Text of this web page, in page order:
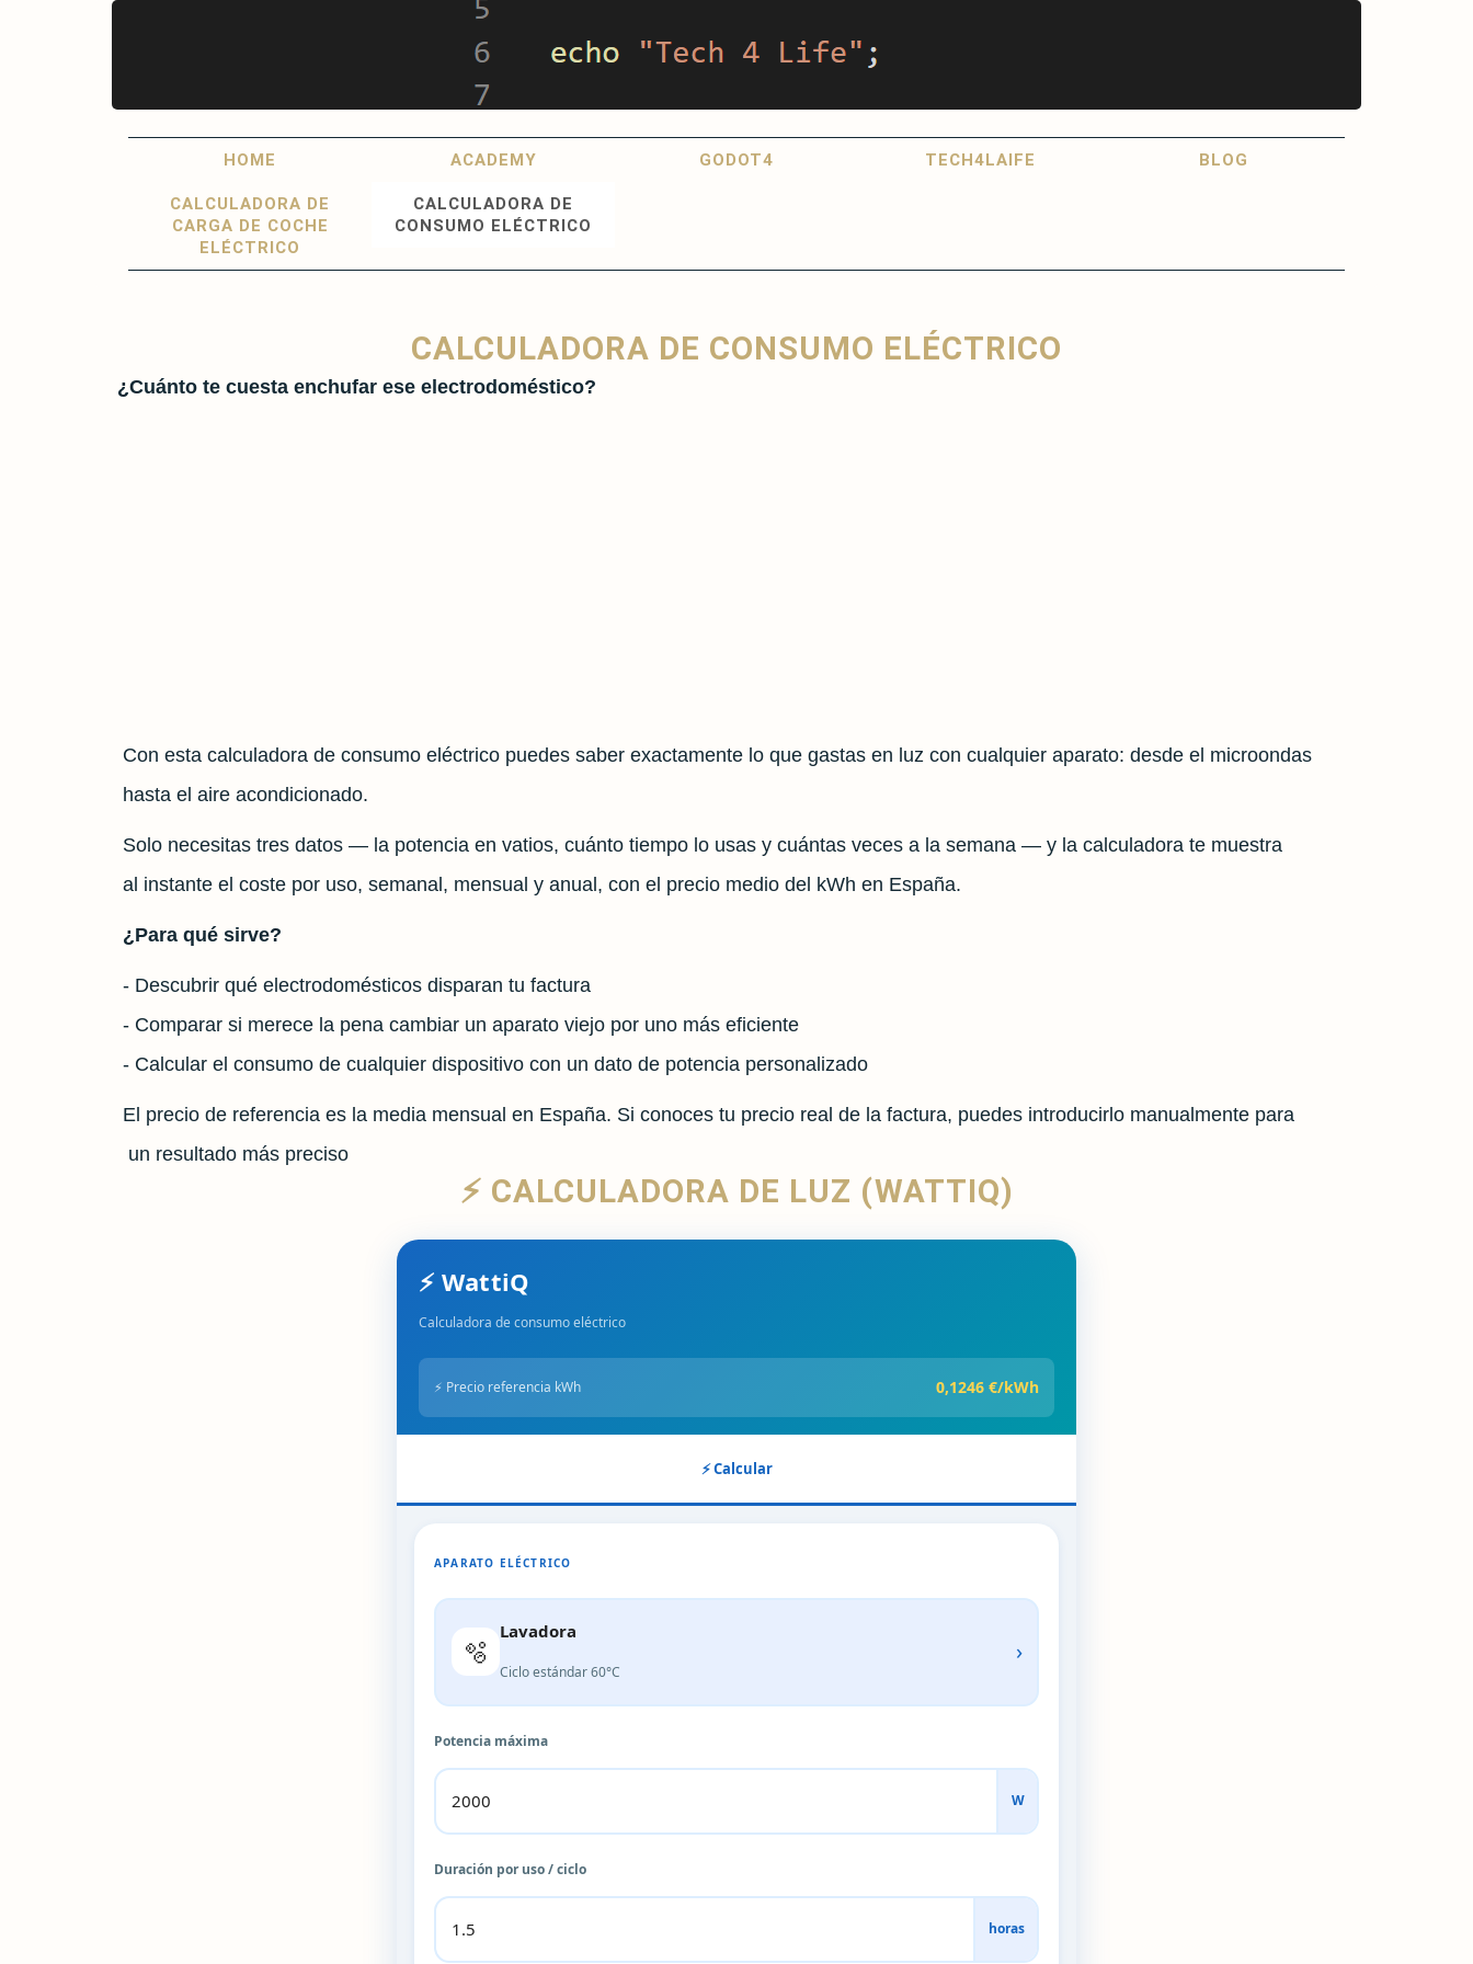
navigation
HOME ACADEMY GODOT4 TECH4LAIFE BLOG
CALCULADORA DE
CARGA DE COCHE
ELÉCTRICO
CALCULADORA DE
CONSUMO ELÉCTRICO
account
menu
CALCULADORA DE CONSUMO ELÉCTRICO
¿Cuánto te cuesta enchufar ese electrodoméstico?
Con esta calculadora de consumo eléctrico puedes saber exactamente lo que gastas en luz con cualquier aparato: desde el microondas
hasta el aire acondicionado.
Solo necesitas tres datos — la potencia en vatios, cuánto tiempo lo usas y cuántas veces a la semana — y la calculadora te muestra
al instante el coste por uso, semanal, mensual y anual, con el precio medio del kWh en España.
¿Para qué sirve?
- Descubrir qué electrodomésticos disparan tu factura
- Comparar si merece la pena cambiar un aparato viejo por uno más eficiente
- Calcular el consumo de cualquier dispositivo con un dato de potencia personalizado
El precio de referencia es la media mensual en España. Si conoces tu precio real de la factura, puedes introducirlo manualmente para
un resultado más preciso
⚡ CALCULADORA DE LUZ (WATTIQ)
⚡ WattiQ
Calculadora de consumo eléctrico
⚡ Precio referencia kWh 0,1246 €/kWh
⚡ Calcular
APARATO ELÉCTRICO
🫧
Lavadora
Ciclo estándar 60°C
›
Potencia máxima
W
Duración por uso / ciclo
horas